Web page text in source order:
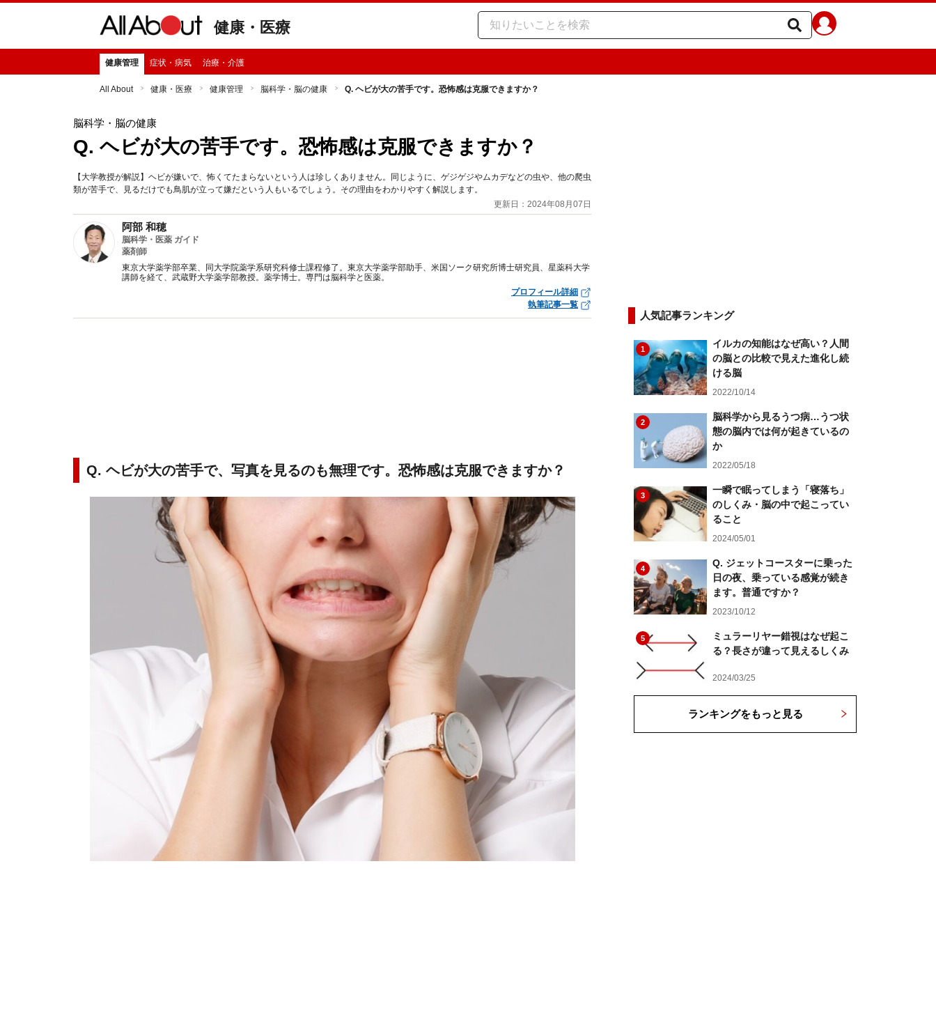
健康・医療
健康管理 症状・病気 治療・介護
All About 健康・医療 健康管理 脳科学・脳の健康 Q. ヘビが大の苦手です。恐怖感は克服できますか？
脳科学・脳の健康
Q. ヘビが大の苦手です。恐怖感は克服できますか？
【大学教授が解説】ヘビが嫌いで、怖くてたまらないという人は珍しくありません。同じように、ゲジゲジやムカデなどの虫や、他の爬虫
類が苦手で、見るだけでも鳥肌が立って嫌だという人もいるでしょう。その理由をわかりやすく解説します。
更新日：2024年08月07日
阿部 和穂
脳科学・医薬 ガイド
薬剤師
東京大学薬学部卒業、同大学院薬学系研究科修士課程修了。東京大学薬学部助手、米国ソーク研究所博士研究員、星薬科大学
講師を経て、武蔵野大学薬学部教授。薬学博士。専門は脳科学と医薬。
プロフィール詳細
執筆記事一覧
Q. ヘビが大の苦手で、写真を見るのも無理です。恐怖感は克服できますか？
人気記事ランキング
1
イルカの知能はなぜ高い？人間
の脳との比較で見えた進化し続
ける脳
2022/10/14
2
脳科学から見るうつ病…うつ状
態の脳内では何が起きているの
か
2022/05/18
3
一瞬で眠ってしまう「寝落ち」
のしくみ・脳の中で起こってい
ること
2024/05/01
4
Q. ジェットコースターに乗った
日の夜、乗っている感覚が続き
ます。普通ですか？
2023/10/12
5
ミュラーリヤー錯視はなぜ起こ
る？長さが違って見えるしくみ
2024/03/25
ランキングをもっと見る